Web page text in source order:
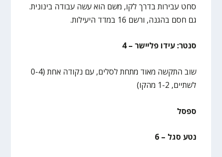
סחט עבירות בדרך לקו, משם הוא עשה עבודה בינונית.
גם חסם בהגנה, ורשם 16 במדד היעילות.
סנטר: עידו פליישר – 4
שוב התקשה מאוד מתחת לסלים, עם נקודה אחת (0-4
לשתיים, 1-2 מהקו)
ספסל
נטע סגל – 6